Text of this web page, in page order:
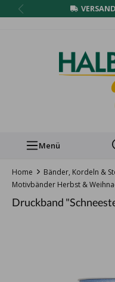
Menü
Home Bänder, Kordeln &
Motivbänder Herbst &
Druckband